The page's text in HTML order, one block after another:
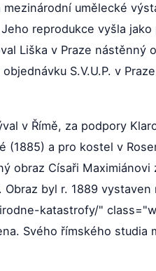
umělecké
reprodukce vyšla
Liška v Praze nástěnný
S.V.U.P. v
v Římě, za podpory
(1885) a pro kostel v
obraz Císaři
byl r. 1889
katastrofy/"
Svého římského studia